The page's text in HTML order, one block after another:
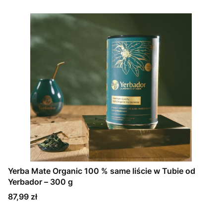
Yerba Mate Organic 100 % same liście w Tubie od
Yerbador – 300 g
Cena
87,99 zł